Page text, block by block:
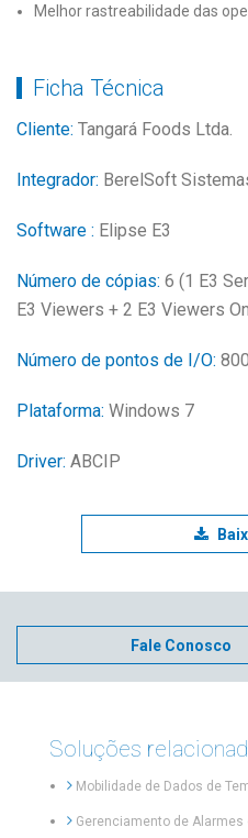
Melhor rastreabilidade das
Ficha Técnica
Cliente: Tangará Foods Ltda.
Integrador: BerelSoft
Software : Elipse E3
Número de cópias: 6 (1 E3
E3 Viewers + 2 E3 Viewers
Número de pontos de I/O: 800
Plataforma: Windows 7
Driver: ABCIP
Fale Conosco
Soluções
Mobilidade de Dados de
Gerenciamento de Alarmes